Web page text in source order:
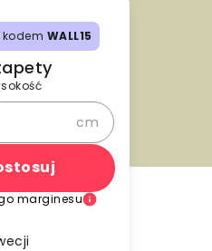
kodem WALL15
cm
marginesu